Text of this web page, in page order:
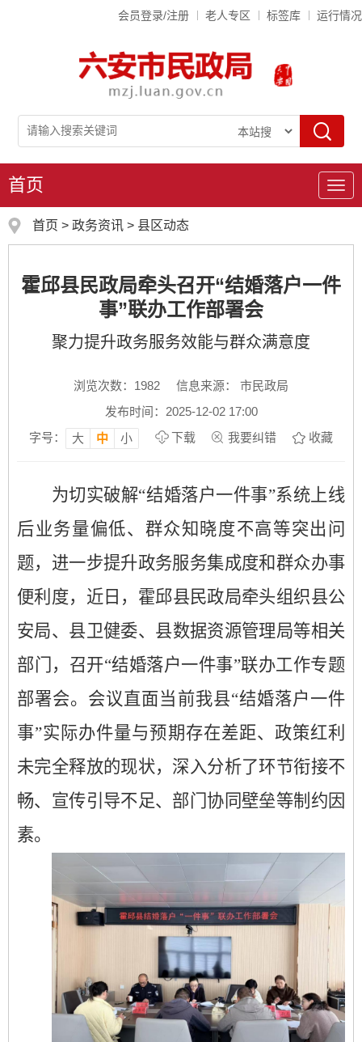
会员登录/注册 老人专区 标签库 运行情况
导
航
首页
首页 > 政务资讯 > 县区动态
霍邱县民政局牵头召开“结婚落户一件
事”联办工作部署会
聚力提升政务服务效能与群众满意度
浏览次数： 1982
信息来源： 市民政局
发布时间：2025-12-02 17:00
字号：
大 中 小 下载 我要纠错 收藏
为切实破解“结婚落户一件事”系统上线
后业务量偏低、群众知晓度不高等突出问
题，进一步提升政务服务集成度和群众办事
便利度，近日， 霍邱县民政局牵头组织县公
安局、县卫健委、县数据资源管理局等相关
部门，召开“结婚落户一件事”联办工作专题
部署会。会议直面当前我县“结婚落户一件
事”实际办件量与预期存在差距、政策红利
未完全释放的现状，深入分析了环节衔接不
畅、宣传引导不足、部门协同壁垒等制约因
素。